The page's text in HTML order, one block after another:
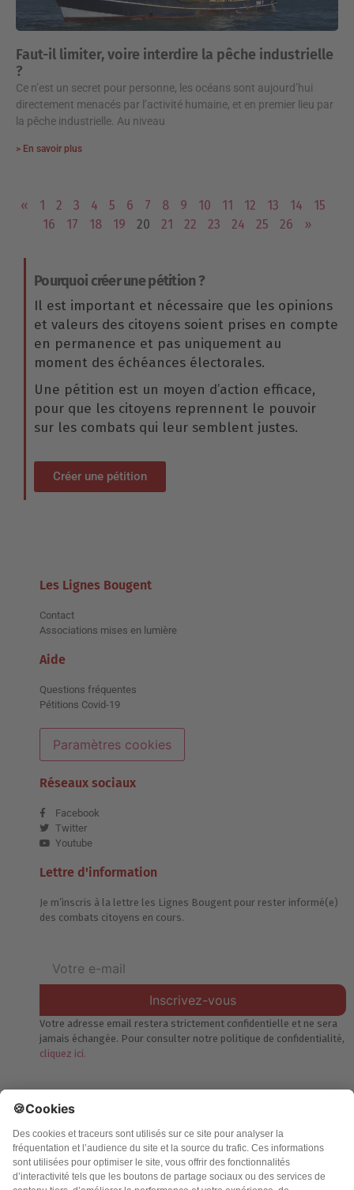
Faut-il limiter, voire interdire la pêche industrielle
?
Ce n’est un secret pour personne, les océans sont aujourd’hui
directement menacés par l’activité humaine, et en premier lieu par
la pêche industrielle. Au niveau
> En savoir plus
« 1 2 3 4 5 6 7 8 9 10 11 12 13 14
15
16
17 18 19 20 21 22 23 24 25 26 »
Pourquoi créer une pétition ?
Il est important et nécessaire que les opinions
et valeurs des citoyens soient prises en compte
en permanence et pas uniquement au
moment des échéances électorales.
Une pétition est un moyen d’action efficace,
pour que les citoyens reprennent le pouvoir
sur les combats qui leur semblent justes.
Créer une pétition
Les Lignes Bougent
Contact
Associations mises en lumière
Aide
Questions fréquentes
Pétitions Covid-19
Paramètres cookies
Réseaux sociaux
Facebook
Twitter
Youtube
Lettre d'information
Je m’inscris à la lettre les Lignes Bougent pour rester informé(e)
des combats citoyens en cours.
Inscrivez-vous
Votre adresse email restera strictement confidentielle et ne sera
jamais échangée. Pour consulter notre politique de confidentialité,
cliquez ici.
Accueil